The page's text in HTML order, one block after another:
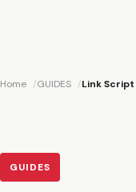
Home GUIDES Link
GUIDES